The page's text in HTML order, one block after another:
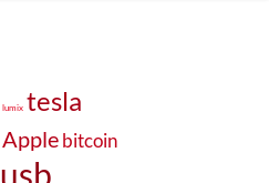
lumix tesla
Applebitcoin
usb